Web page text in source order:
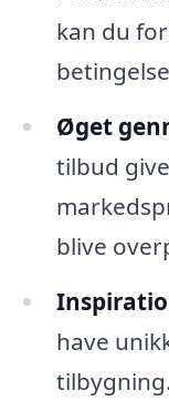
kan du
Øget
tilbud
blive
have
tilbygning.